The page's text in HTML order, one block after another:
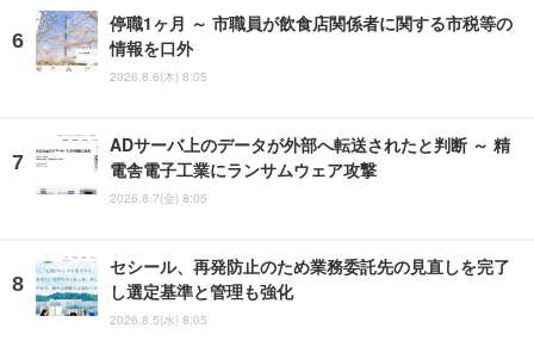
停職1ヶ月 ～ 市職員が飲食店関係者に関する市税等の
情報を口外
2026.8.6(木) 8:05
ADサーバ上のデータが外部へ転送されたと判断 ～ 精
電舎電子工業にランサムウェア攻撃
2026.8.7(金) 8:05
セシール、再発防止のため業務委託先の見直しを完了
し選定基準と管理も強化
2026.8.5(水) 8:05